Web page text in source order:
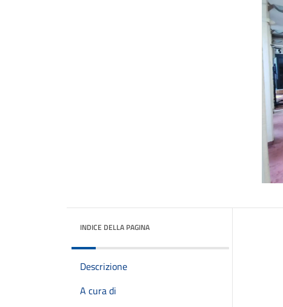
INDICE DELLA PAGINA
Descrizione
A cura di